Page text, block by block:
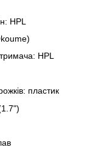
HPL
HPL
пластик